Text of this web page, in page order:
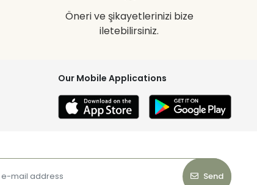
Öneri ve şikayetlerinizi bize
iletebilirsiniz.
Our Mobile Applications
Send